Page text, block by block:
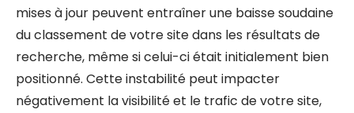
mises à jour peuvent entraîner une baisse soudaine
du classement de votre site dans les résultats de
recherche, même si celui-ci était initialement bien
positionné. Cette instabilité peut impacter
négativement la visibilité et le trafic de votre site,